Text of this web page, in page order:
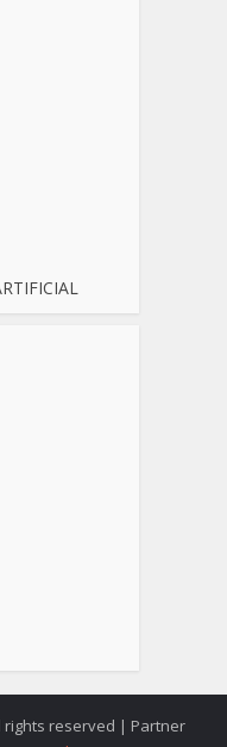
rights reserved | Partner